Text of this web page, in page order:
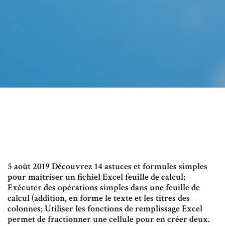
5 août 2019 Découvrez 14 astuces et formules simples
pour maîtriser un fichiel Excel feuille de calcul;
Exécuter des opérations simples dans une feuille de
calcul (addition, en forme le texte et les titres des
colonnes; Utiliser les fonctions de remplissage Excel
permet de fractionner une cellule pour en créer deux.